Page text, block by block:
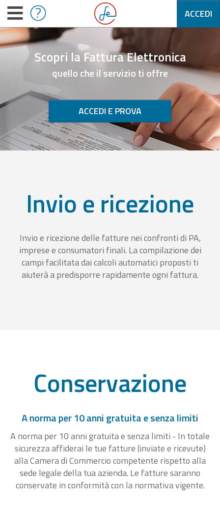
ACCEDI
Scopri la Fattura Elettronica
quello che il servizio ti offre
ACCEDI E PROVA
Invio e ricezione
Invio e ricezione delle fatture nei confronti di PA,
imprese e consumatori finali. La compilazione dei
campi facilitata dai calcoli automatici proposti ti
aiuterà a predisporre rapidamente ogni fattura.
Conservazione
A norma per 10 anni gratuita e senza limiti
A norma per 10 anni gratuita e senza limiti - In totale
sicurezza affiderai le tue fatture (inviate e ricevute)
alla Camera di Commercio competente rispetto alla
sede legale della tua azienda. Le fatture saranno
conservate in conformità con la normativa vigente.